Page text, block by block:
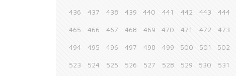
436 437 438 439 440 441 442 443 444
465 466 467 468 469 470 471 472 473
494 495 496 497 498 499 500 501 502
523 524 525 526 527 528 529 530 531